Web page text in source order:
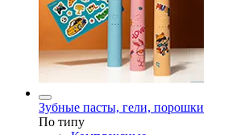
Зубные пасты, гели, порошки
По типу